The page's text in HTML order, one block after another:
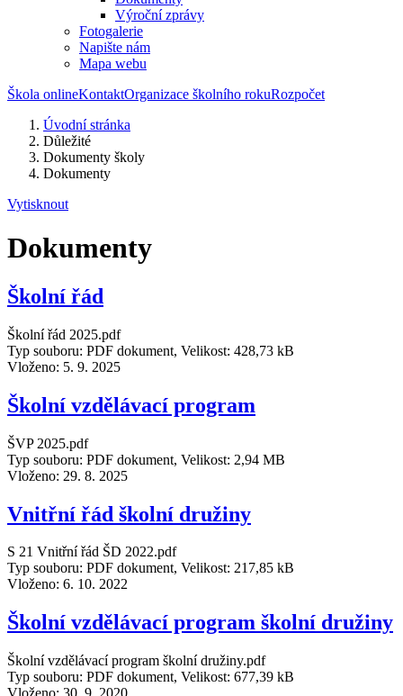
Výroční zprávy
Fotogalerie
Napište nám
Mapa webu
Škola onlineKontaktOrganizace školního rokuRozpočet
Úvodní stránka
Důležité
Dokumenty školy
Dokumenty
Vytisknout
Dokumenty
Školní řád
Školní řád 2025.pdf
Typ souboru: PDF dokument, Velikost: 428,73 kB
Vloženo: 5. 9. 2025
Školní vzdělávací program
ŠVP 2025.pdf
Typ souboru: PDF dokument, Velikost: 2,94 MB
Vloženo: 29. 8. 2025
Vnitřní řád školní družiny
S 21 Vnitřní řád ŠD 2022.pdf
Typ souboru: PDF dokument, Velikost: 217,85 kB
Vloženo: 6. 10. 2022
Školní vzdělávací program školní družiny
Školní vzdělávací program školní družiny.pdf
Typ souboru: PDF dokument, Velikost: 677,39 kB